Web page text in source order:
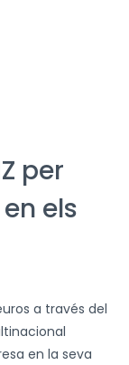
per
els
a través del
en la seva